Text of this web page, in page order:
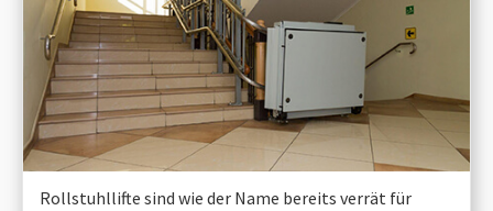
Rollstuhllifte sind wie der Name bereits verrät für